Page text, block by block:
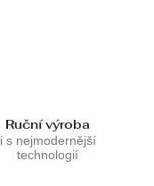
Ruční výroba
i s nejmodernější
technologií